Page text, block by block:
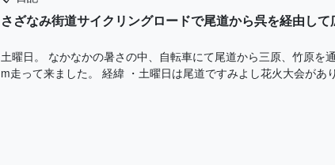
さざなみ街道サイクリングロードで尾道から呉を経由し
土曜日。 なかなかの暑さの中、自転車にて尾道から三原、竹原
m走って来ました。 経緯 ・土曜日は尾道ですみよし花火大会が